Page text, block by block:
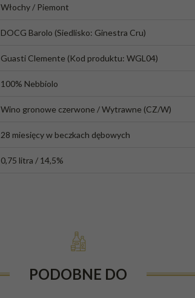
Włochy / Piemont
DOCG Barolo (Siedlisko: Ginestra Cru)
Guasti Clemente (Kod produktu: WGL04)
100% Nebbiolo
Wino gronowe czerwone / Wytrawne (CZ/W)
28 miesięcy w beczkach dębowych
0,75 litra / 14,5%
PODOBNE DO